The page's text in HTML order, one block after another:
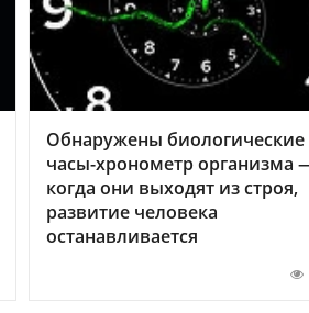
Обнаружены биологические
часы-хронометр организма
когда они выходят из строя,
развитие человека
останавливается